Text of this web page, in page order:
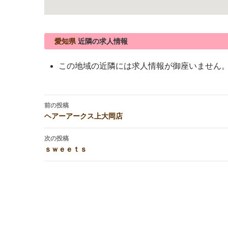
愛知県近隣の求人情報
この地域の近隣には求人情報が御座いません
投
稿
ナ
ビ
ゲ
ー
前の投稿
ヘアーアークス上大岡店
次の投稿
ｓｗｅｅｔｓ